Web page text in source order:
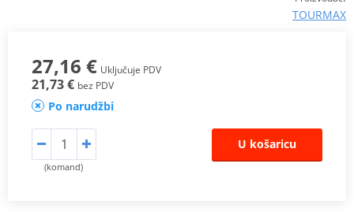
TOURMAX
27,16 € Uključuje PDV
21,73 € bez PDV
Po narudžbi
(komand)
U košaricu